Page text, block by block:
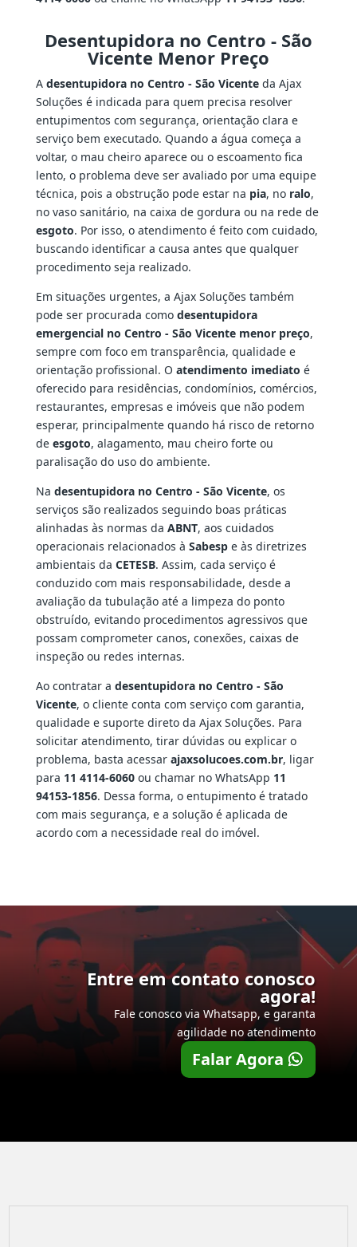
Desentupidora no Centro - São
Vicente Menor Preço
A desentupidora no Centro - São Vicenteda Ajax
Soluções é indicada para quem precisa resolver
entupimentos com segurança, orientação clara e
serviço bem executado. Quando a água começa a
voltar, o mau cheiro aparece ou o escoamento fica
lento, o problema deve ser avaliado por uma equipe
técnica, pois a obstrução pode estar na pia, no ralo,
no vaso sanitário, na caixa de gordura ou na rede de
esgoto. Por isso, o atendimento é feito com cuidado,
buscando identificar a causa antes que qualquer
procedimento seja realizado.
Em situações urgentes, a Ajax Soluções também
pode ser procurada como desentupidora
emergencial no Centro - São Vicente menor preço,
sempre com foco em transparência, qualidade e
orientação profissional. O atendimento imediato é
oferecido para residências, condomínios, comércios,
restaurantes, empresas e imóveis que não podem
esperar, principalmente quando há risco de retorno
de esgoto, alagamento, mau cheiro forte ou
paralisação do uso do ambiente.
Na desentupidora no Centro - São Vicente, os
serviços são realizados seguindo boas práticas
alinhadas às normas da ABNT, aos cuidados
operacionais relacionados à Sabespe às diretrizes
ambientais da CETESB. Assim, cada serviço é
conduzido com mais responsabilidade, desde a
avaliação da tubulação até a limpeza do ponto
obstruído, evitando procedimentos agressivos que
possam comprometer canos, conexões, caixas de
inspeção ou redes internas.
Ao contratar a desentupidora no Centro - São
Vicente, o cliente conta com serviço com garantia,
qualidade e suporte direto da Ajax Soluções. Para
solicitar atendimento, tirar dúvidas ou explicar o
problema, basta acessar ajaxsolucoes.com.br, ligar
para 11 4114-6060ou chamar no WhatsApp 11
94153-1856. Dessa forma, o entupimento é tratado
com mais segurança, e a solução é aplicada de
acordo com a necessidade real do imóvel.
Entre em contato conosco
agora!
Fale conosco via Whatsapp, e garanta
agilidade no atendimento
Falar Agora